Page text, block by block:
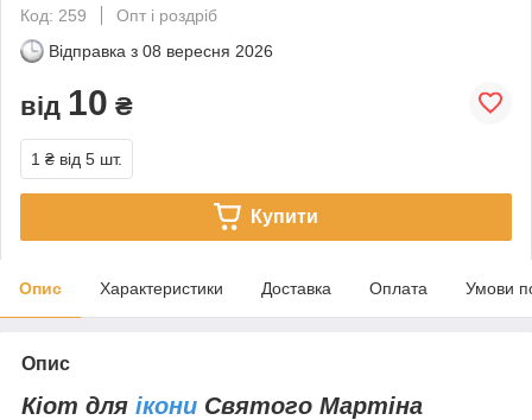
Код: 259
Опт і роздріб
Відправка з 08 вересня 2026
від 10 ₴
1 ₴ від 5 шт.
Купити
Опис Характеристики Доставка Оплата Умови
Опис
Кіот для ікони Святого Мартіна